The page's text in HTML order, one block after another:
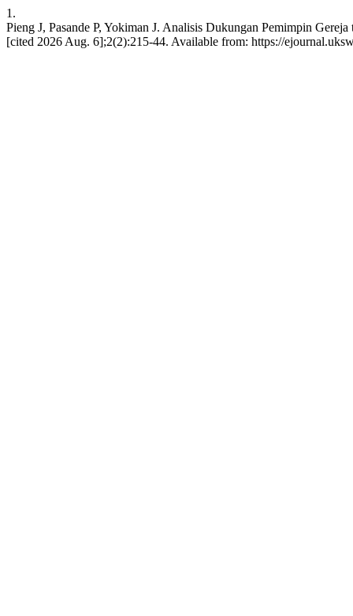
1.
Pieng J, Pasande P, Yokiman J. Analisis Dukungan Pemimpin
[cited 2026 Aug. 6];2(2):215-44. Available from: https://